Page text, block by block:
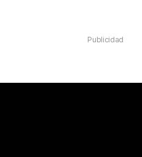
Publicidad